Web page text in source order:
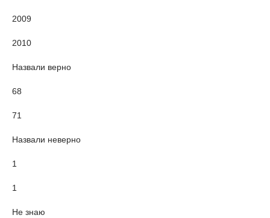
2009
2010
Назвали верно
68
71
Назвали неверно
1
1
Не знаю